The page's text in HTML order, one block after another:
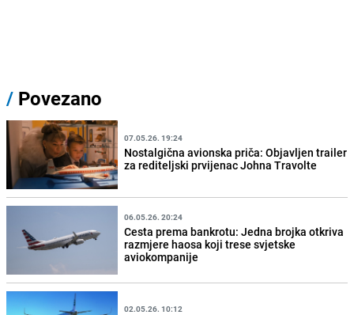
/ Povezano
07.05.26. 19:24
Nostalgična avionska priča: Objavljen trailer
za rediteljski prvijenac Johna Travolte
06.05.26. 20:24
Cesta prema bankrotu: Jedna brojka otkriva
razmjere haosa koji trese svjetske
aviokompanije
02.05.26. 10:12